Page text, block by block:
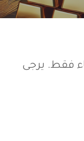
فقط. يرجى